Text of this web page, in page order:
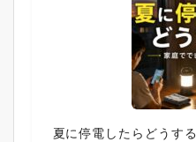
夏に停電したらどうす